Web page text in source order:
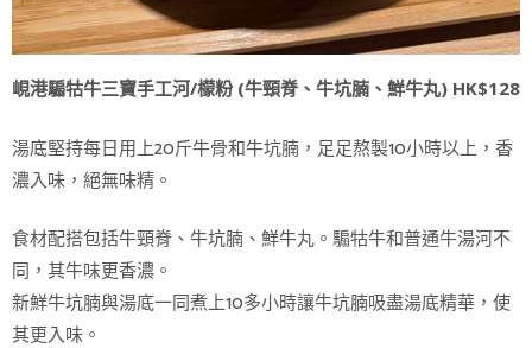
峴港騸牯牛三寶手工河/檬粉 (牛頸脊、牛坑腩、鮮牛丸) HK$128
湯底堅持每日用上20斤牛骨和牛坑腩，足足熬製10小時以上，香
濃入味，絕無味精。
食材配搭包括牛頸脊、牛坑腩、鮮牛丸。騸牯牛和普通牛湯河不
同，其牛味更香濃。
新鮮牛坑腩與湯底一同煮上10多小時讓牛坑腩吸盡湯底精華，使
其更入味。